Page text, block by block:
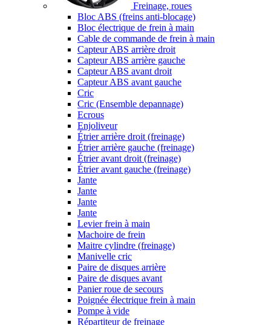
Freinage, roues
Bloc ABS (freins anti-blocage)
Bloc électrique de frein à main
Cable de commande de frein à main
Capteur ABS arrière droit
Capteur ABS arrière gauche
Capteur ABS avant droit
Capteur ABS avant gauche
Cric
Cric (Ensemble depannage)
Ecrous
Enjoliveur
Étrier arrière droit (freinage)
Étrier arrière gauche (freinage)
Étrier avant droit (freinage)
Étrier avant gauche (freinage)
Jante
Jante
Jante
Jante
Levier frein à main
Machoire de frein
Maitre cylindre (freinage)
Manivelle cric
Paire de disques arrière
Paire de disques avant
Panier roue de secours
Poignée électrique frein à main
Pompe à vide
Répartiteur de freinage